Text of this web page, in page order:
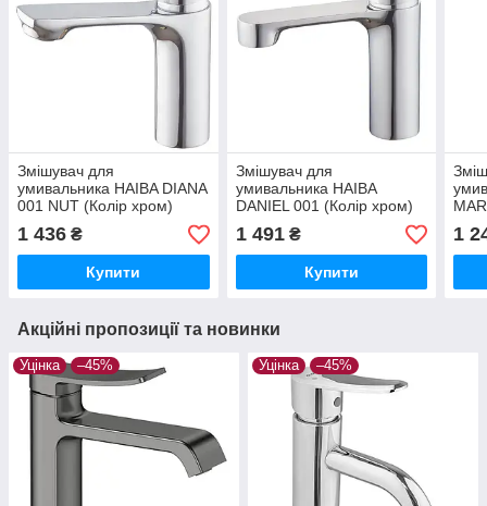
Змішувач для
умивальника HAIBA DIANA
001 NUT (Колір хром)
(HB1014)
1 436 ₴
Купити
Змішувач для
умивальника HAIBA
DANIEL 001 (Колір хром)
(HB1010)
1 491₴
Купити
1
Акційні пропозиції та новинки
Уцінка –45% Уцінка –45%